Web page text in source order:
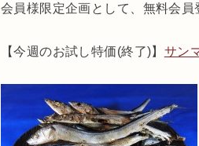
会員様限定企画として、無料会員
【今週のお試し特価(終了)】 サン